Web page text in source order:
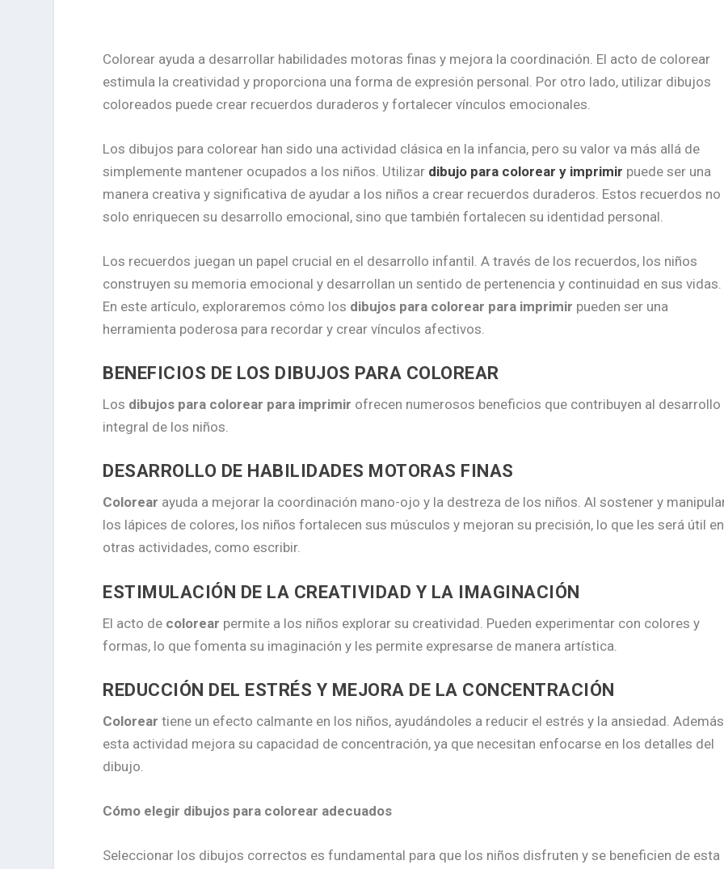
Colorear ayuda a desarrollar habilidades motoras finas y mejora la coordinación. El acto de colorear
estimula la creatividad y proporciona una forma de expresión personal. Por otro lado, utilizar dibujos
coloreados puede crear recuerdos duraderos y fortalecer vínculos emocionales.
Los dibujos para colorear han sido una actividad clásica en la infancia, pero su valor va más allá de
simplemente mantener ocupados a los niños. Utilizar dibujo para colorear y imprimir puede ser una
manera creativa y significativa de ayudar a los niños a crear recuerdos duraderos. Estos recuerdos no
solo enriquecen su desarrollo emocional, sino que también fortalecen su identidad personal.
Los recuerdos juegan un papel crucial en el desarrollo infantil. A través de los recuerdos, los niños
construyen su memoria emocional y desarrollan un sentido de pertenencia y continuidad en sus vidas.
En este artículo, exploraremos cómo los dibujos para colorear para imprimir pueden ser una
herramienta poderosa para recordar y crear vínculos afectivos.
BENEFICIOS DE LOS DIBUJOS PARA COLOREAR
Los dibujos para colorear para imprimir ofrecen numerosos beneficios que contribuyen al desarrollo
integral de los niños.
DESARROLLO DE HABILIDADES MOTORAS FINAS
Colorear ayuda a mejorar la coordinación mano-ojo y la destreza de los niños. Al sostener y
los lápices de colores, los niños fortalecen sus músculos y mejoran su precisión, lo que les será útil en
otras actividades, como escribir.
ESTIMULACIÓN DE LA CREATIVIDAD Y LA IMAGINACIÓN
El acto de colorear permite a los niños explorar su creatividad. Pueden experimentar con colores y
formas, lo que fomenta su imaginación y les permite expresarse de manera artística.
REDUCCIÓN DEL ESTRÉS Y MEJORA DE LA CONCENTRACIÓN
Colorear tiene un efecto calmante en los niños, ayudándoles a reducir el estrés y la ansiedad.
esta actividad mejora su capacidad de concentración, ya que necesitan enfocarse en los detalles del
dibujo.
Cómo elegir dibujos para colorear adecuados
Seleccionar los dibujos correctos es fundamental para que los niños disfruten y se beneficien de esta